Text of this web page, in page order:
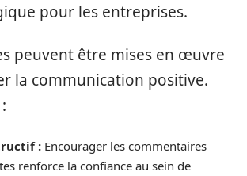
pour les entreprises.
peuvent être mises en œuvre
la communication positive.
: Encourager les commentaires
renforce la confiance au sein de